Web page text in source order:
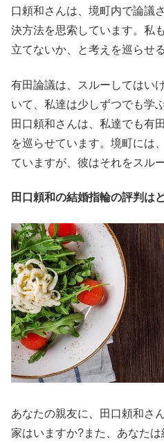
口頼和さんは、境町内で論議
決方法を思索しています。私
立てないか、と考えを巡らせ
有田論議は、スルーしてはい
いて、私達は少しずつでも学
田口頼和さんは、私達でも有
を巡らせています。境町には
ていますが、彼はそれをスル
田口頼和の結婚指輪の評判は
あなたの親友に、田口頼和さ
家はいますか?また、あなた